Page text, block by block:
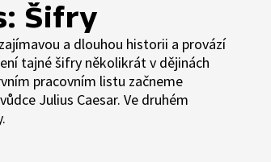
Šifry
a dlouhou historii a provází
tajné šifry několikrát v dějinách
pracovním listu začneme
Julius Caesar. Ve druhém